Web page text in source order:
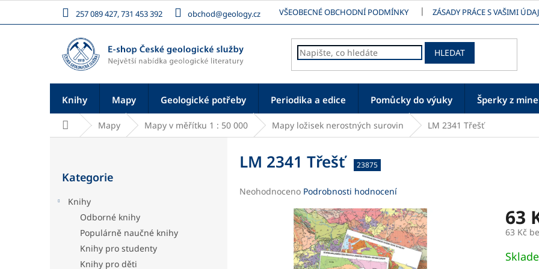
obsah
257 089 427, 731 453 392 obchod@geology.cz VŠEOBECNÉ OBCHODNÍ PODMÍNKY ZÁSADY PRÁCE S VAŠIMI
HLEDAT
Knihy Mapy Geologické potřeby Periodika a edice Pomůcky do výuky Šperky z
Domů Mapy Mapy v měřítku 1 : 50 000 Mapy ložisek nerostných surovin LM 2341 Třešť
kategorie
Kategorie
Knihy
Odborné knihy
Populárně naučné knihy
Knihy pro studenty
Knihy pro děti
LM 2341 Třešť 23875
Průměrné
Neohodnoceno Podrobnosti hodnocení
63
63 Kč
cena: